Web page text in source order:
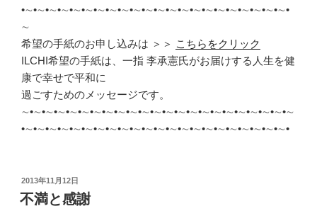
•∼•∼•∼•∼•∼•∼•∼•∼•∼•∼•∼•∼•∼•∼•∼•∼•∼•∼•∼•∼•∼•∼•
∼
希望の手紙のお申し込みは ＞＞ こちらをクリック
ILCHI希望の手紙は、一指 李承憲氏がお届けする人生を健
康で幸せで平和に
過ごすためのメッセージです。
∼•∼•∼•∼•∼•∼•∼•∼•∼•∼•∼•∼•∼•∼•∼•∼•∼•∼•∼•∼•∼•∼•∼
•∼•∼•∼•∼•∼•∼•∼•∼•∼•∼•∼•∼•∼•∼•∼•∼•∼•∼•∼•∼•∼•∼•
投
稿
日:
2013年11月12日
不満と感謝